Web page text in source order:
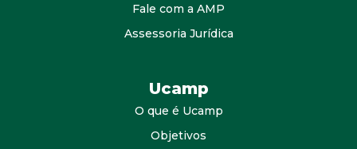
Fale com a AMP
Assessoria Jurídica
Ucamp
O que é Ucamp
Objetivos